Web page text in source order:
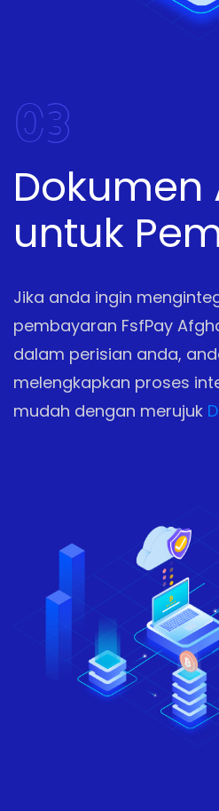
03
Dokumen
untuk
Jika anda ingin
pembayaran FsfPay
dalam perisian anda,
melengkapkan proses
mudah dengan merujuk